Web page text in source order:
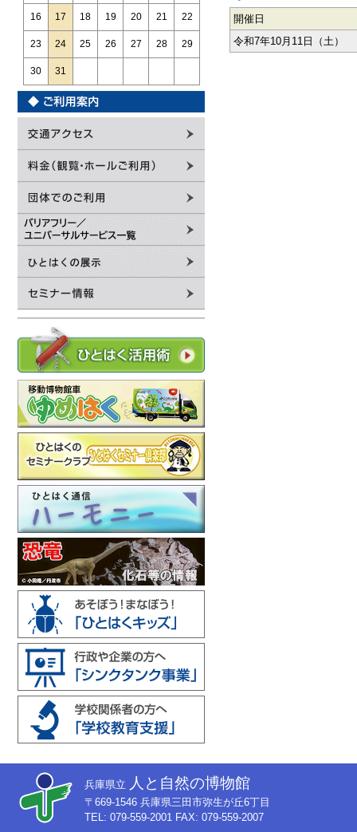
16 17 18 19 20 21 22
23 24 25 26 27 28 29
30 31
開催日
令和7年10月11日（土）
兵庫県立 人と自然の博物館
〒669-1546 兵庫県三田市弥生が丘6丁目
TEL: 079-559-2001 FAX: 079-559-2007